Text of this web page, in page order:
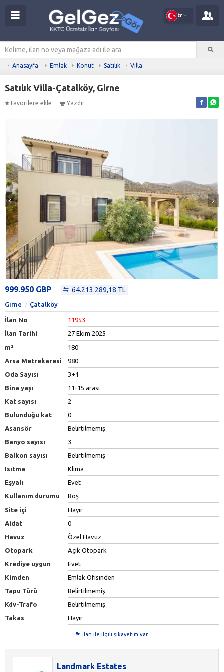
tr
Anasayfa Emlak Konut Satılık Villa
Satılık Villa-Çatalköy, Girne
Favorilere ekle Yazdır
999.950 GBP 64.213.289,18 TL
Girne Çatalköy
İlan No
11953
İlan Tarihi
27 Ekim 2025
m²
180
Arsa Metrekaresi
980
Oda Sayısı
3+1
Bina yaşı
11-15 arası
Kat sayısı
2
Bulunduğu kat
0
Asansör
Belirtilmemiş
Banyo sayısı
3
Balkon sayısı
Belirtilmemiş
Isıtma
Klima
Eşyalı
Evet
Kullanım durumu
Boş
Site içi
Hayır
Aidat
0
Havuz
Özel Havuz
Otopark
Açık Otopark
Krediye uygun
Evet
Kimden
Emlak Ofisinden
Tapu Türü
Belirtilmemiş
Kdv-Trafo
Belirtilmemiş
Takas
Hayır
İlan ile ilgili şikayetim var
Landmark Estates